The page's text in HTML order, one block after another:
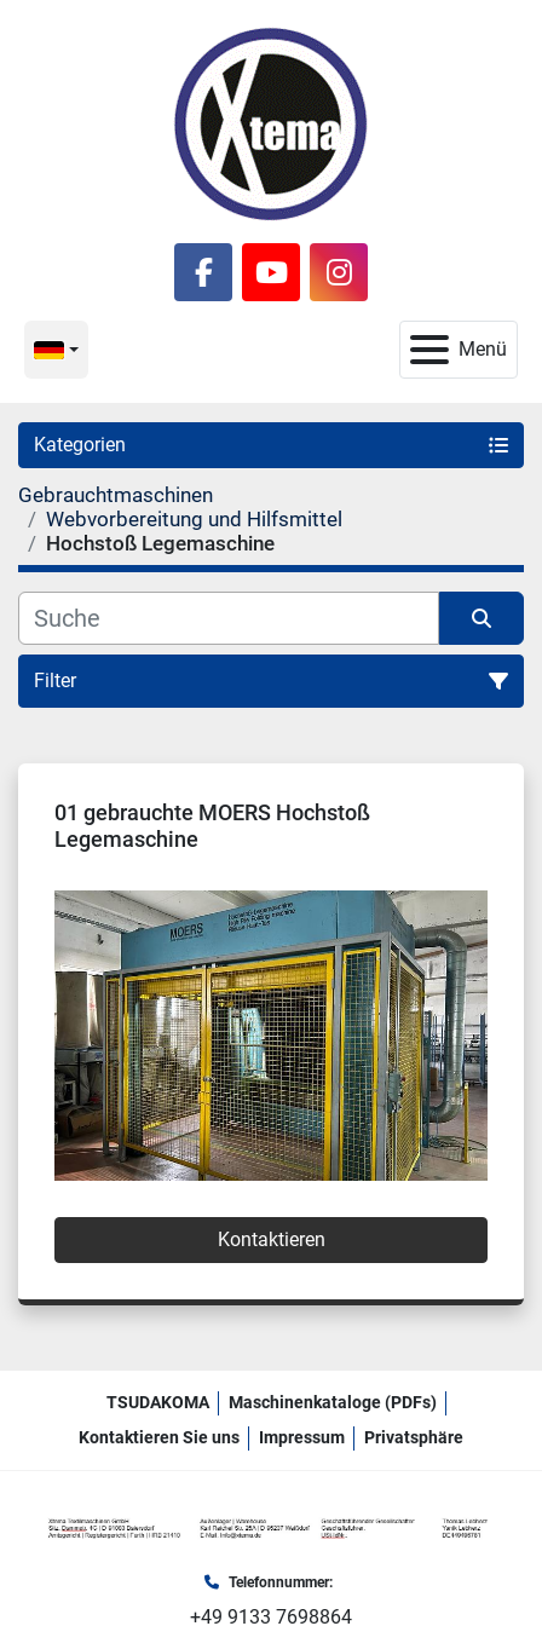
facebook
youtubeinstagram
Menü
Kategorien
Gebrauchtmaschinen
Webvorbereitung und Hilfsmittel
Hochstoß Legemaschine
Filter
01 gebrauchte MOERS Hochstoß
Legemaschine
Kontaktieren
TSUDAKOMA
Maschinenkataloge (PDFs)
Kontaktieren Sie uns
Impressum Privatsphäre
Telefonnummer:
+49 9133 7698864